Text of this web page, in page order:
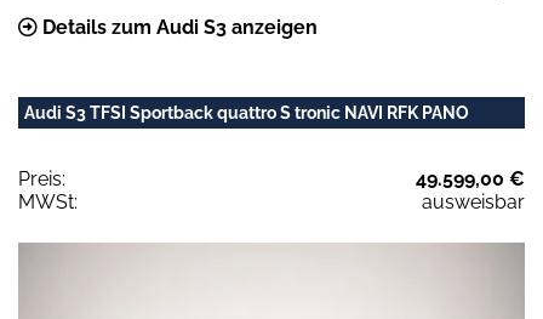
Details zum Audi S3 anzeigen
Audi S3 TFSI Sportback quattro S tronic NAVI RFK PANO
Preis:
49.599,00 €
MWSt:
ausweisbar